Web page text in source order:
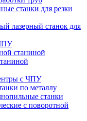
станки для резки
лазерный станок для
станиной
с ЧПУ
по металлу
станки
с поворотной